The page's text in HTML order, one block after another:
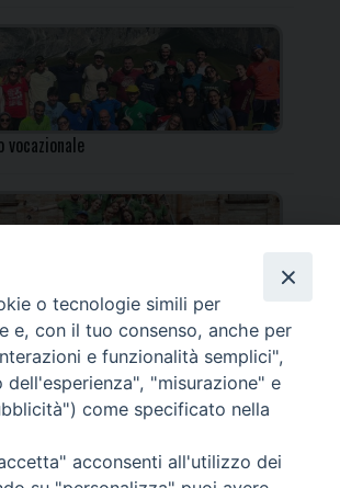
vocazionale
Missionario Diocesano
o tecnologie simili per
e, con il tuo consenso, anche per
e funzionalità semplici",
dell'esperienza", "misurazione" e
come specificato nella
acconsenti all'utilizzo dei